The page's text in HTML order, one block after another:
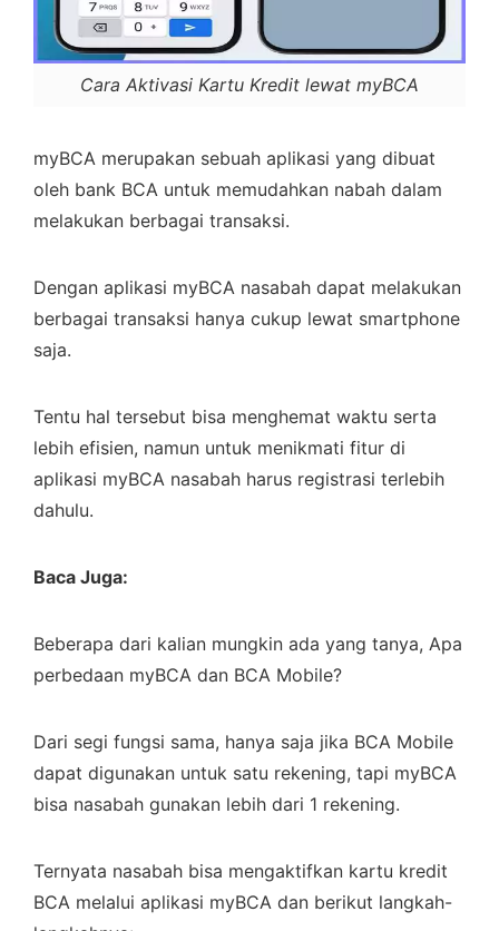
Cara Aktivasi Kartu Kredit lewat myBCA
myBCA merupakan sebuah aplikasi yang dibuat
oleh bank BCA untuk memudahkan nabah dalam
melakukan berbagai transaksi.
Dengan aplikasi myBCA nasabah dapat melakukan
berbagai transaksi hanya cukup lewat smartphone
saja.
Tentu hal tersebut bisa menghemat waktu serta
lebih efisien, namun untuk menikmati fitur di
aplikasi myBCA nasabah harus registrasi terlebih
dahulu.
Baca Juga:
Beberapa dari kalian mungkin ada yang tanya, Apa
perbedaan myBCA dan BCA Mobile?
Dari segi fungsi sama, hanya saja jika BCA Mobile
dapat digunakan untuk satu rekening, tapi myBCA
bisa nasabah gunakan lebih dari 1 rekening.
Ternyata nasabah bisa mengaktifkan kartu kredit
BCA melalui aplikasi myBCA dan berikut langkah-